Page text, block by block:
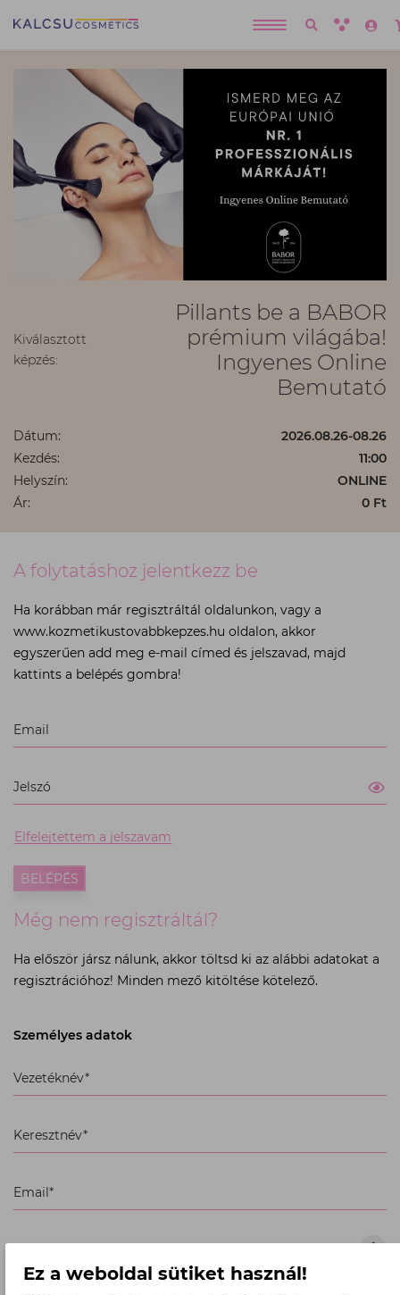
Kiválasztott
képzés:
Pillants be a BABOR
prémium világába!
Ingyenes Online
Bemutató
Dátum:
2026.08.26-08.26
Kezdés:
11:00
Helyszín:
ONLINE
Ár:
0 Ft
A folytatáshoz jelentkezz be
Ha korábban már regisztráltál oldalunkon, vagy a
www.kozmetikustovabbkepzes.hu oldalon, akkor
egyszerűen add meg e-mail címed és jelszavad, majd
kattints a belépés gombra!
töltse
összes
kötelező
az
elküldéshez.
Email
Jelszó
Elfelejtettem a jelszavam
BELÉPÉS
Még nem regisztráltál?
Ha először jársz nálunk, akkor töltsd ki az alábbi adatokat a
regisztrációhoz! Minden mező kitöltése kötelező.
Személyes adatok
töltse
összes
kötelező
az
elküldéshez.
Vezetéknév*
Keresztnév*
Email*
Ez a weboldal sütiket használ!